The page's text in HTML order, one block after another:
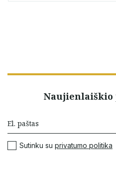
Sutinku su privatumo politika